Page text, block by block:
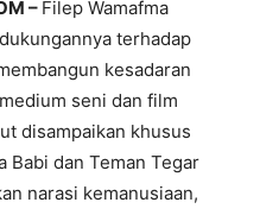
– Filep Wamafma
terhadap
kesadaran
seni dan film
disampaikan khusus
Babi dan Teman Tegar
narasi kemanusiaan,